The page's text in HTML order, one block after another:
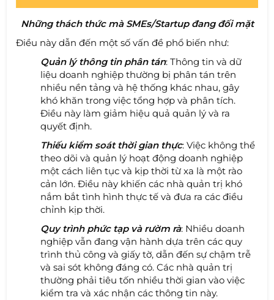
Những thách thức mà SMEs/Startup đang đối mặt
Điều này dẫn đến một số vấn đề phổ biến như:
Quản lý thông tin phân tán: Thông tin và dữ
liệu doanh nghiệp thường bị phân tán trên
nhiều nền tảng và hệ thống khác nhau, gây
khó khăn trong việc tổng hợp và phân tích.
Điều này làm giảm hiệu quả quản lý và ra
quyết định.
Thiếu kiểm soát thời gian thực: Việc không thể
theo dõi và quản lý hoạt động doanh nghiệp
một cách liên tục và kịp thời từ xa là một rào
cản lớn. Điều này khiến các nhà quản trị khó
nắm bắt tình hình thực tế và đưa ra các điều
chỉnh kịp thời.
Quy trình phức tạp và rườm rà: Nhiều doanh
nghiệp vẫn đang vận hành dựa trên các quy
trình thủ công và giấy tờ, dẫn đến sự chậm trễ
và sai sót không đáng có. Các nhà quản trị
thường phải tiêu tốn nhiều thời gian vào việc
kiểm tra và xác nhận các thông tin này.